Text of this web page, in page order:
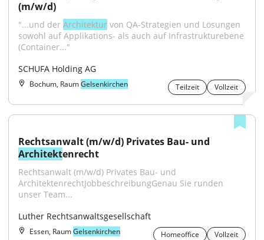
(m/w/d)
"...und der Architektur von QA-Strategien und Lösungen
sowohl auf Applikations- als auch auf Infrastrukturebene
(Container..."
SCHUFA Holding AG
Bochum, RaumGelsenkirchen Teilzeit Vollzeit
Architektenrecht
Rechtsanwalt (m/w/d) Privates Bau- und
ArchitektenrechtJobbeschreibungGenau Sie runden
unser Team...
Luther Rechtsanwaltsgesellschaft
Essen, RaumGelsenkirchen Homeoffice
Vollzeit